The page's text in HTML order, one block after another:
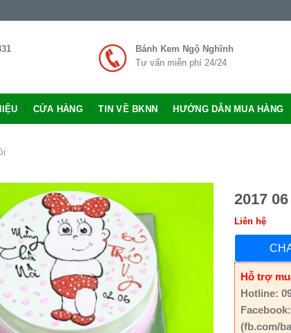
Bánh Kem Ngộ Nghĩnh
Tư vấn miễn phí 24/24
CỬA HÀNG TIN VỀ BKNN HƯỚNG DẪN MUA HÀNG
2017
Liên hệ
Hỗ trợ
Hotline:
(fb.com/